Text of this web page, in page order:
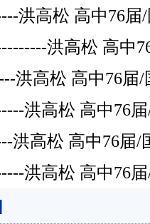
洪高松 高中76
洪高松 高中
洪高松 高中76届
洪高松 高中76
洪高松 高中76届
洪高松 高中76